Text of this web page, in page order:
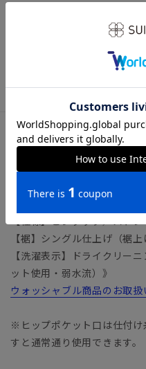
ウォッシャブル／汚れても
レディーススーツ ビジネ
アイテム詳細
＊セット着用可（ジャケッ
ジャケット：AOJT5571-A
【裾】シングル仕上げ（裾
【洗濯表示】ドライクリー
ット使用・弱水流）》
ウォッシャブル商品のお取扱
※ヒップポケット口は仕付
すと通常通り使用できます。